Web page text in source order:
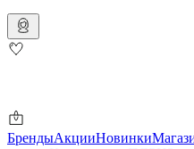
БрендыАкцииНовинки